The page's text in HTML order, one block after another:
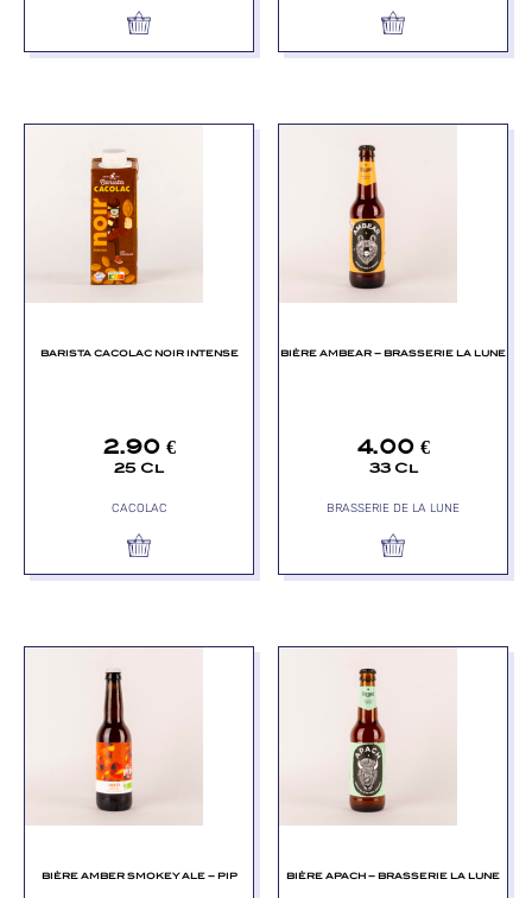
BARISTA CACOLAC NOIR INTENSE
2.90 €
25 Cl
CACOLAC
BIÈRE AMBEAR – BRASSERIE LA LUNE
4.00 €
33 Cl
BRASSERIE DE LA LUNE
BIÈRE AMBER SMOKEY ALE – PIP BIÈRE APACH – BRASSERIE LA LUNE